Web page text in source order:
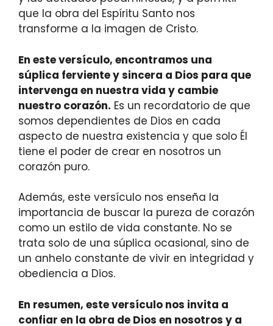
que la obra del Espíritu Santo nos
transforme a la imagen de Cristo.
En este versículo, encontramos una
súplica ferviente y sincera a Dios para que
intervenga en nuestra vida y cambie
nuestro corazón. Es un recordatorio de que
somos dependientes de Dios en cada
aspecto de nuestra existencia y que solo Él
tiene el poder de crear en nosotros un
corazón puro.
Además, este versículo nos enseña la
importancia de buscar la pureza de corazón
como un estilo de vida constante. No se
trata solo de una súplica ocasional, sino de
un anhelo constante de vivir en integridad y
obediencia a Dios.
En resumen, este versículo nos invita a
confiar en la obra de Dios en nosotros y a